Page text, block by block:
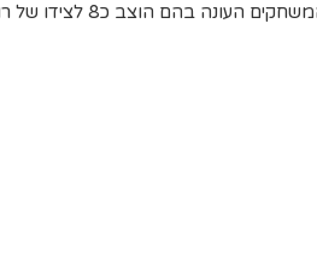
בהם הוצב כ8 לצידו של רודריגז.